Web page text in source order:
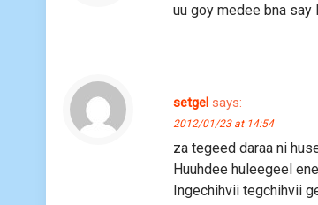
uu goy medee bna say
setgel says:
2012/01/23 at 14:54
za tegeed daraa ni
Huuhdee huleegeel
Ingechihvii tegchihvii